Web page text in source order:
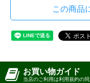
この商品
お買い物ガイド
当店のご利用は利用規約の同